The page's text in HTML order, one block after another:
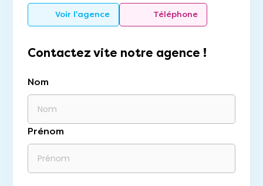
Voir l'agence Téléphone
Contactez vite notre agence !
Nom
Prénom